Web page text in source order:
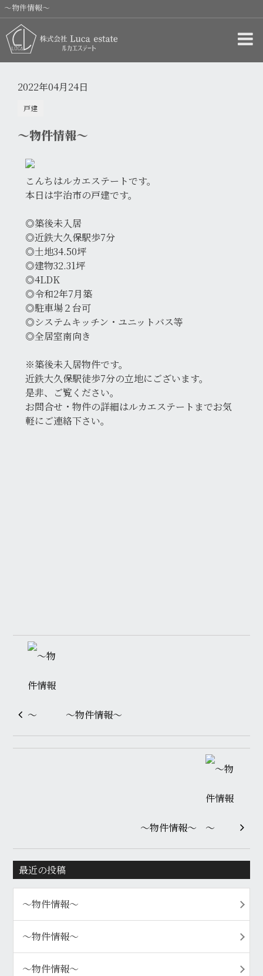
～物件情報～
2022年04月24日
戸建
～物件情報～
こんちはルカエステートです。
本日は宇治市の戸建です。
◎築後未入居
◎近鉄大久保駅歩7分
◎土地34.50坪
◎建物32.31坪
◎4LDK
◎令和2年7月築
◎駐車場２台可
◎システムキッチン・ユニットバス等
◎全居室南向き
※築後未入居物件です。
近鉄大久保駅徒歩7分の立地にございます。
是非、ご覧ください。
お問合せ・物件の詳細はルカエステートまでお気
軽にご連絡下さい。
～物件情報～
～物件情報～
最近の投稿
〜物件情報〜
〜物件情報〜
〜物件情報〜